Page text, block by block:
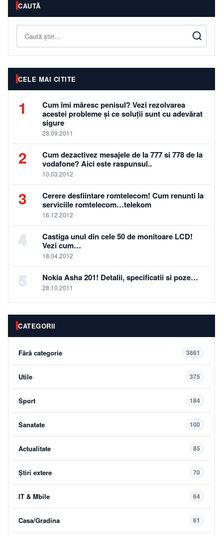
CAUTĂ
CELE MAI CITITE
1
Cum îmi măresc penisul? Vezi rezolvarea
acestei probleme și ce soluții sunt cu adevărat
sigure
28.09.2011
2
Cum dezactivez mesajele de la 777 si 778 de la
vodafone? Aici este raspunsul..
10.03.2012
3
Cerere desfiintare romtelecom! Cum renunti la
serviciile romtelecom…telekom
16.12.2012
4
Castiga unul din cele 50 de monitoare LCD!
Vezi cum…
18.04.2012
5 Nokia Asha 201! Detalii, specificatii si poze…
28.10.2011
CATEGORII
Fără categorie 3861
Utile 375
Sport 184
Sanatate 100
Actualitate 85
Știri extere 70
IT & Mbile 64
Casa/Gradina 61